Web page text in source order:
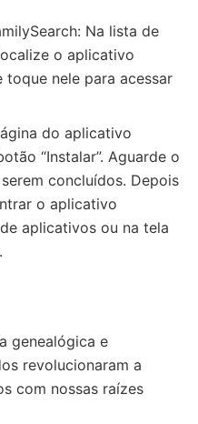
Na lista de
o aplicativo
nele para acessar
do aplicativo
“Instalar”. Aguarde o
concluídos. Depois
o aplicativo
aplicativos ou na tela
genealógica e
revolucionaram a
com nossas raízes